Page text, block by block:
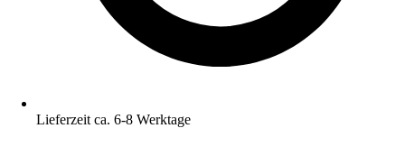
Lieferzeit ca. 6-8 Werktage